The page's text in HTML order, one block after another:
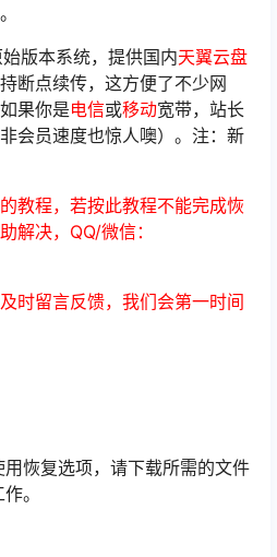
版本系统，提供国内天翼云盘
断点续传，这方便了不少网
果你是电信或移动宽带，站长
会员速度也惊人噢）。注：新
教程，若按此教程不能完成恢
解决，QQ/微信：
时留言反馈，我们会第一时间
恢复选项，请下载所需的文件
。